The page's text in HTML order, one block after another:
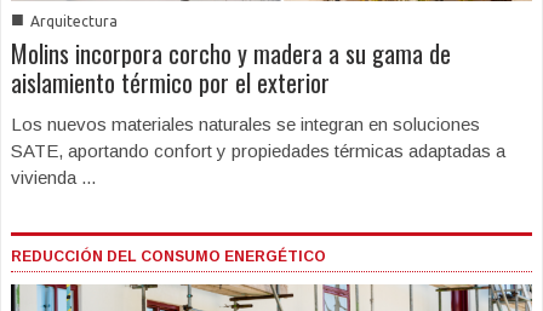
■ Arquitectura
Molins incorpora corcho y madera a su gama de
aislamiento térmico por el exterior
Los nuevos materiales naturales se integran en soluciones
SATE, aportando confort y propiedades térmicas adaptadas a
vivienda ...
REDUCCIÓN DEL CONSUMO ENERGÉTICO